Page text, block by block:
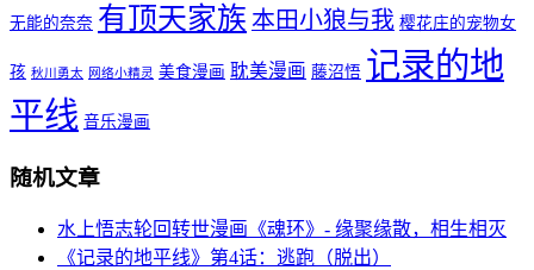
无能的奈奈 有顶天家族 本田小狼与我 樱花庄的宠物女
孩 秋川勇太 网络小精灵 美食漫画 耽美漫画 藤沼悟 记录的地
平线 音乐漫画
随机文章
水上悟志轮回转世漫画《魂环》- 缘聚缘散，相生相灭
《记录的地平线》第4话：逃跑（脱出）